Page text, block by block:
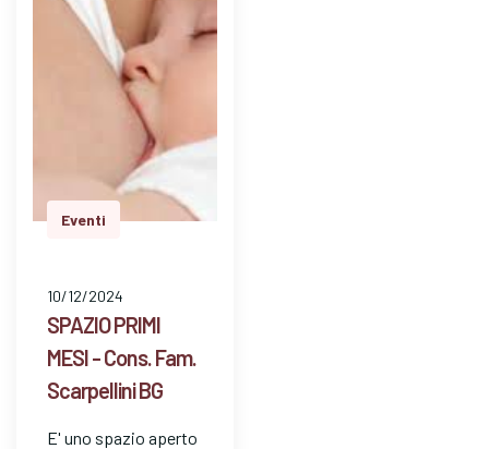
Eventi
10/12/2024
SPAZIO PRIMI
MESI - Cons. Fam.
Scarpellini BG
E' uno spazio aperto